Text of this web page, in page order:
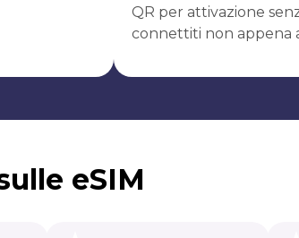
QR per attivazione
connettiti non appena
eSIM